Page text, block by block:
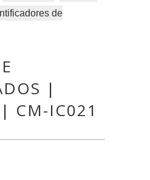
de
|
CM-IC021